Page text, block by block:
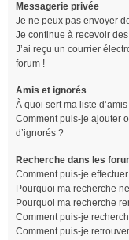
Messagerie privée
Je ne peux pas envoyer
Je continue à recevoir
J’ai reçu un courrier
forum !
Amis et ignorés
À quoi sert ma liste
Comment puis-je ajouter
d’ignorés ?
Recherche dans les
Comment puis-je
Pourquoi ma recherche
Pourquoi ma recherche
Comment puis-je
Comment puis-je